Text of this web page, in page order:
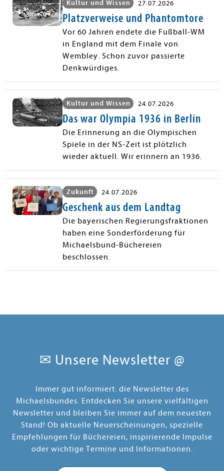
Kultur und Wissen 27.07.2026
Platzverweise und Phantomtore
Vor 60 Jahren endete die Fußball-WM
in England mit dem Finale von
Wembley. Schon zuvor passierte
Denkwürdiges.
Kultur und Wissen 24.07.2026
Das war Olympia 1936 in Berlin
Die Erinnerung an die Olympischen
Spiele in der NS-Zeit ist plötzlich
wieder aktuell. Wir erinnern an 1936.
Zukunft 24.07.2026
Geschenk aus dem Landtag
Die bayerischen Regierungsfraktionen
haben eine Sonderförderung für
Michaelsbund-Büchereien
beschlossen.
✉ Unsere Newsletter @
Immer gut informiert: die Newsletter des
Michaelsbundes. Entdecken Sie unsere vielfältigen
Newsletter und bleiben Sie immer auf dem neuesten
Stand! Ob aktuelle Neuerscheinungen, spezielle
Empfehlungen für Büchereien, inspirierende Impulse
oder wichtige Termine und Informationen.